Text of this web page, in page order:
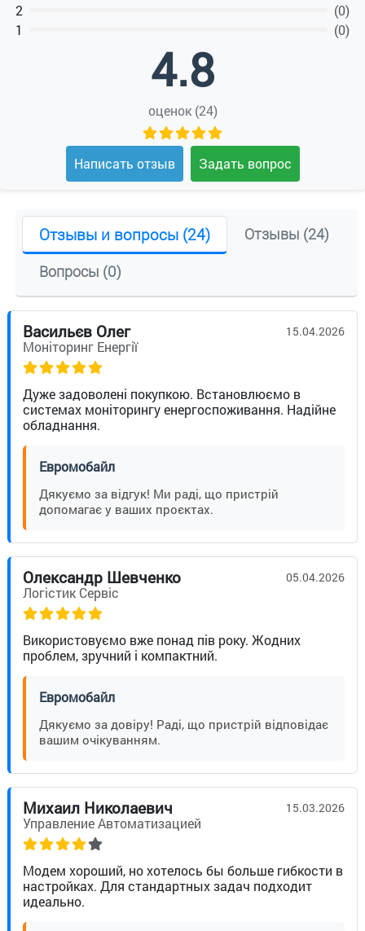
2
(0)
1
(0)
4.8
оценок (24)
Написать отзыв Задать вопрос
Отзывы и вопросы (24)
Отзывы (24)
Вопросы (0)
Васильєв Олег
Моніторинг Енергії
15.04.2026
Дуже задоволені покупкою. Встановлюємо в
системах моніторингу енергоспоживання. Надійне
обладнання.
Евромобайл
Дякуємо за відгук! Ми раді, що пристрій
допомагає у ваших проєктах.
Олександр Шевченко
Логістик Сервіс
05.04.2026
Використовуємо вже понад пів року. Жодних
проблем, зручний і компактний.
Евромобайл
Дякуємо за довіру! Раді, що пристрій відповідає
вашим очікуванням.
Михаил Николаевич
Управление Автоматизацией
15.03.2026
Модем хороший, но хотелось бы больше гибкости в
настройках. Для стандартных задач подходит
идеально.